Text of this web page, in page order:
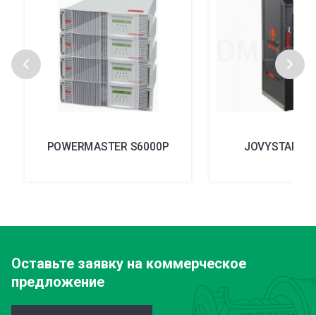
POWERMASTER S6000P JOVYSTAR
Оставьте заявку на коммерческое
предложение